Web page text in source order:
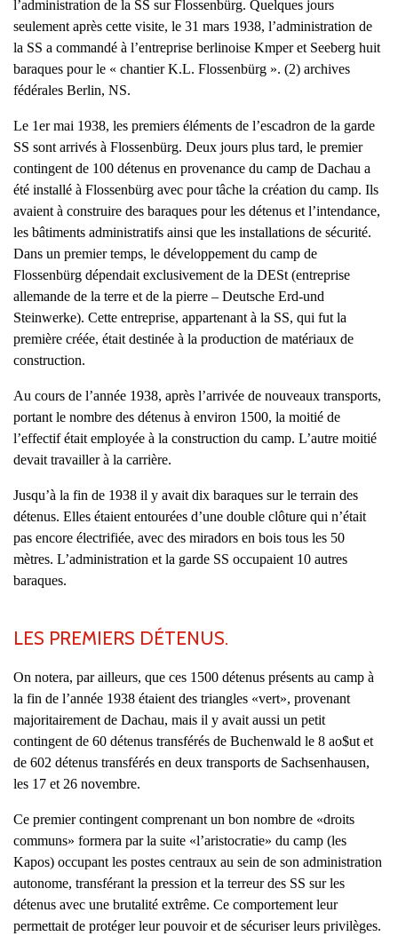
l’administration de la SS sur Flossenbürg. Quelques jours
seulement après cette visite, le 31 mars 1938, l’administration de
la SS a commandé à l’entreprise berlinoise Kmper et Seeberg huit
baraques pour le « chantier K.L. Flossenbürg ». (2) archives
fédérales Berlin, NS.
Le 1er mai 1938, les premiers éléments de l’escadron de la garde
SS sont arrivés à Flossenbürg. Deux jours plus tard, le premier
contingent de 100 détenus en provenance du camp de Dachau a
été installé à Flossenbürg avec pour tâche la création du camp. Ils
avaient à construire des baraques pour les détenus et l’intendance,
les bâtiments administratifs ainsi que les installations de sécurité.
Dans un premier temps, le développement du camp de
Flossenbürg dépendait exclusivement de la DESt (entreprise
allemande de la terre et de la pierre – Deutsche Erd-und
Steinwerke). Cette entreprise, appartenant à la SS, qui fut la
première créée, était destinée à la production de matériaux de
construction.
Au cours de l’année 1938, après l’arrivée de nouveaux transports,
portant le nombre des détenus à environ 1500, la moitié de
l’effectif était employée à la construction du camp. L’autre moitié
devait travailler à la carrière.
Jusqu’à la fin de 1938 il y avait dix baraques sur le terrain des
détenus. Elles étaient entourées d’une double clôture qui n’était
pas encore électrifiée, avec des miradors en bois tous les 50
mètres. L’administration et la garde SS occupaient 10 autres
baraques.
LES PREMIERS DÉTENUS.
On notera, par ailleurs, que ces 1500 détenus présents au camp à
la fin de l’année 1938 étaient des triangles «vert», provenant
majoritairement de Dachau, mais il y avait aussi un petit
contingent de 60 détenus transférés de Buchenwald le 8 ao$ut et
de 602 détenus transférés en deux transports de Sachsenhausen,
les 17 et 26 novembre.
Ce premier contingent comprenant un bon nombre de «droits
communs» formera par la suite «l’aristocratie» du camp (les
Kapos) occupant les postes centraux au sein de son administration
autonome, transférant la pression et la terreur des SS sur les
détenus avec une brutalité extrême. Ce comportement leur
permettait de protéger leur pouvoir et de sécuriser leurs privilèges.